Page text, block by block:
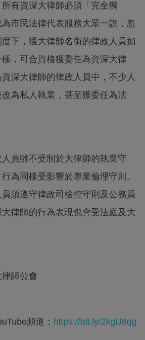
有資深大律師必須「完全獨
市民法律代表服務大眾一說，忽
下，獲大律師名銜的律政人員如
，可合資格獲委任為資深大律
深大律師的律政人員中，不少人
為私人執業，甚至獲委任為法
員雖不受制於大律師的執業守
為同樣受影響於專業倫理守則。
須遵守律政司檢控守則及公務員
律師的行為表現也會受法庭及大
師公會
頻道： https://bit.ly/2kgU8qg